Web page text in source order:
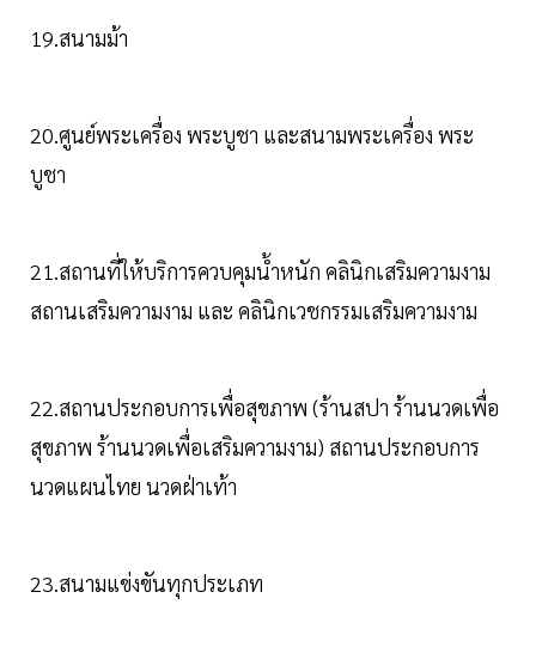
19.สนามม้า
20.ศูนย์พระเครื่อง พระบูชา และสนามพระเครื่อง พระ
บูชา
21.สถานที่ให้บริการควบคุมน้ำหนัก คลินิกเสริมความงาม
สถานเสริมความงาม และ คลินิกเวชกรรมเสริมความงาม
22.สถานประกอบการเพื่อสุขภาพ (ร้านสปา ร้านนวดเพื่อ
สุขภาพ ร้านนวดเพื่อเสริมความงาม) สถานประกอบการ
นวดแผนไทย นวดฝ่าเท้า
23.สนามแข่งขันทุกประเภท